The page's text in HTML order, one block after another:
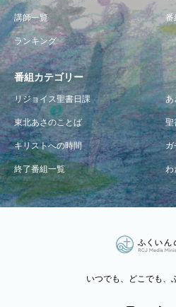
講師一覧 番
ランキング
番組カテゴリー
リジョイス聖書日課 あ
東北あさのことば 聖
キリストへの時間 ガ
終了番組一覧 わ
いつでも、どこでも、